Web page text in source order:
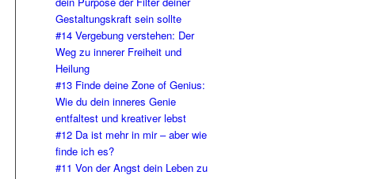
Gestaltungskraft sein sollte
#14 Vergebung verstehen: Der
Weg zu innerer Freiheit und
Heilung
#13 Finde deine Zone of Genius:
Wie du dein inneres Genie
entfaltest und kreativer lebst
#12 Da ist mehr in mir – aber wie
finde ich es?
#11 Von der Angst dein Leben zu